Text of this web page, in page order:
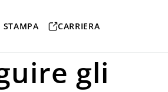
STAMPA CARRIERA
gli